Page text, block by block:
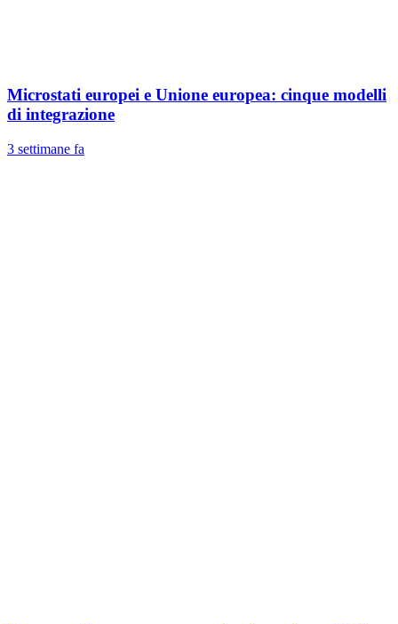
Microstati europei e Unione europea: cinque modelli
di integrazione
3 settimane fa